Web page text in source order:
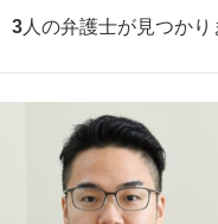
3 人の弁護士が見つかり